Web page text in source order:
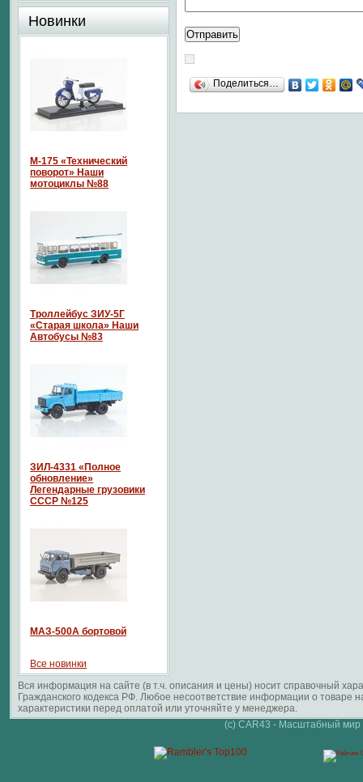
Поделиться…
Новинки
М-175 «Технический
поворот» Наши
мотоциклы №88
Троллейбус ЗИУ-5Г
«Старая школа» Наши
Автобусы №83
ЗИЛ-4331 «Полное
обновление»
Легендарные грузовики
СССР №125
МАЗ-500А бортовой
Все новинки
Вся информация на сайте (в т.ч. описания и цены) носит справочный
Гражданского кодекса РФ. Любое несоответствие информации о
характеристики перед оплатой или уточняйте у менеджера.
(c) CAR43 - Масштабный мир